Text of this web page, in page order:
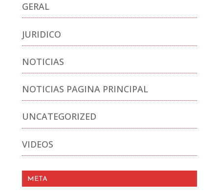
GERAL
JURIDICO
NOTICIAS
NOTICIAS PAGINA PRINCIPAL
UNCATEGORIZED
VIDEOS
META